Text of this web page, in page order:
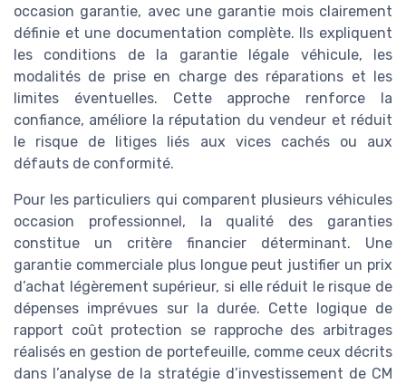
occasion garantie, avec une garantie mois clairement
définie et une documentation complète. Ils expliquent
les conditions de la garantie légale véhicule, les
modalités de prise en charge des réparations et les
limites éventuelles. Cette approche renforce la
confiance, améliore la réputation du vendeur et réduit
le risque de litiges liés aux vices cachés ou aux
défauts de conformité.
Pour les particuliers qui comparent plusieurs véhicules
occasion professionnel, la qualité des garanties
constitue un critère financier déterminant. Une
garantie commerciale plus longue peut justifier un prix
d’achat légèrement supérieur, si elle réduit le risque de
dépenses imprévues sur la durée. Cette logique de
rapport coût protection se rapproche des arbitrages
réalisés en gestion de portefeuille, comme ceux décrits
dans l’analyse de la stratégie d’investissement de CM